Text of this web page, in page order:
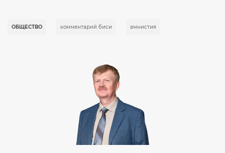
ОБЩЕСТВО комментарий биси амнистия